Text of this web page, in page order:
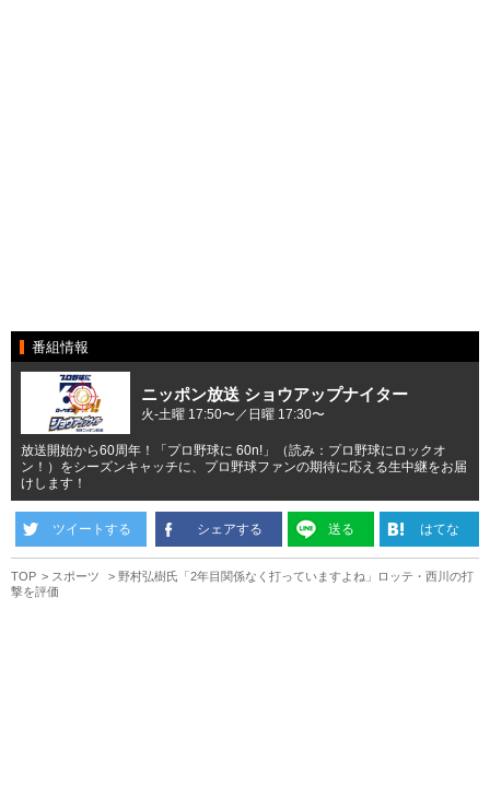
番組情報
ニッポン放送 ショウアップナイター
火-土曜 17:50〜／日曜 17:30〜
放送開始から60周年！「プロ野球に 60n!」（読み：プロ野球にロックオ
ン！）をシーズンキャッチに、プロ野球ファンの期待に応える生中継をお届
けします！
ツイートする シェアする 送る はてな
TOP スポーツ
野村弘樹氏「2年目関係なく打っていますよね」ロッテ・西川の打
撃を評価